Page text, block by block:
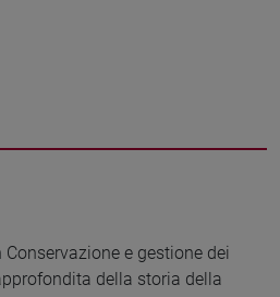
e gestione dei
della storia della